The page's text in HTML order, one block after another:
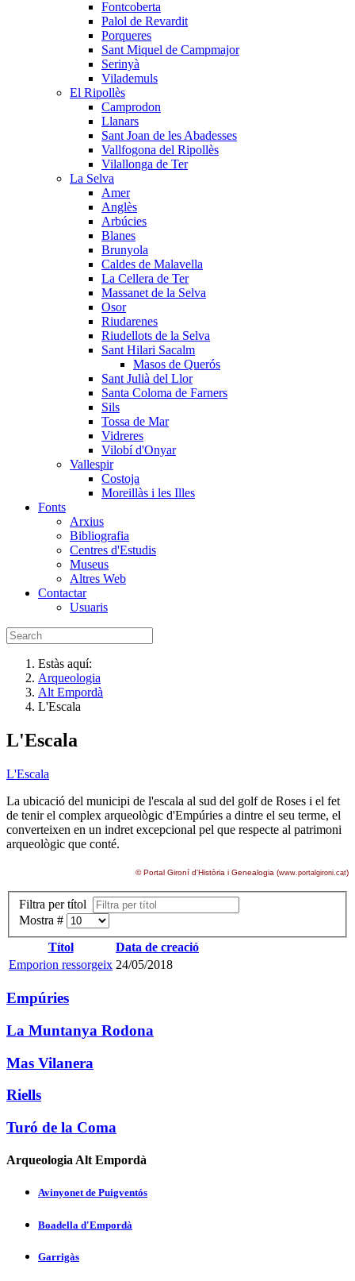
Fontcoberta
Palol de Revardit
Porqueres
Sant Miquel de Campmajor
Serinyà
Vilademuls
El Ripollès
Camprodon
Llanars
Sant Joan de les Abadesses
Vallfogona del Ripollès
Vilallonga de Ter
La Selva
Amer
Anglès
Arbúcies
Blanes
Brunyola
Caldes de Malavella
La Cellera de Ter
Massanet de la Selva
Osor
Riudarenes
Riudellots de la Selva
Sant Hilari Sacalm
Masos de Querós
Sant Julià del Llor
Santa Coloma de Farners
Sils
Tossa de Mar
Vidreres
Vilobí d'Onyar
Vallespir
Costoja
Moreillàs i les Illes
Fonts
Arxius
Bibliografia
Centres d'Estudis
Museus
Altres Web
Contactar
Usuaris
Estàs aquí:
Arqueologia
Alt Empordà
L'Escala
L'Escala
L'Escala
La ubicació del municipi de l'escala al sud del golf de Roses i el fet
de tenir el complex arqueològic d'Empúries a dintre el seu terme, el
converteixen en un indret excepcional pel que respecte al patrimoni
arqueològic que conté.
© Portal Gironí d'Història i Genealogia (www.portalgironi.cat)
Filtra per títol
Mostra #
Títol
Data de creació
Emporion ressorgeix 24/05/2018
Empúries
La Muntanya Rodona
Mas Vilanera
Riells
Turó de la Coma
Arqueologia Alt Empordà
Avinyonet de Puigventós
Boadella d'Empordà
Garrigàs